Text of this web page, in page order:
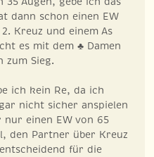
dann schon einen EW
Kreuz und einem As
es mit dem ♣ Damen
zum Sieg.
ich kein Re, da ich
nicht sicher anspielen
nur einen EW von 65
den Partner über Kreuz
für die